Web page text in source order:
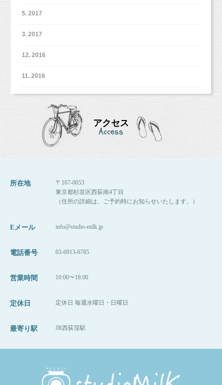
5. 2017
3. 2017
12. 2016
11. 2016
アクセス
Access
所在地
〒167-0053
東京都杉並区西荻南4丁目
（住所の詳細は、ご予約時にお知らせいたします。）
Eメール info@studio-milk.jp
電話番号 03-6913-6785
営業時間 10:00〜18:00
定休日 定休日 毎週水曜日・日曜日
最寄り駅 JR西荻窪駅